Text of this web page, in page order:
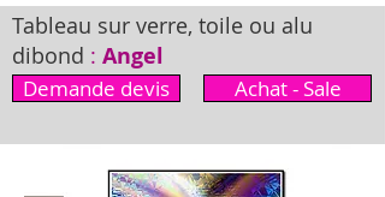
Tableau sur verre, toile ou alu
dibond : Angel
Demande devis Achat - Sale